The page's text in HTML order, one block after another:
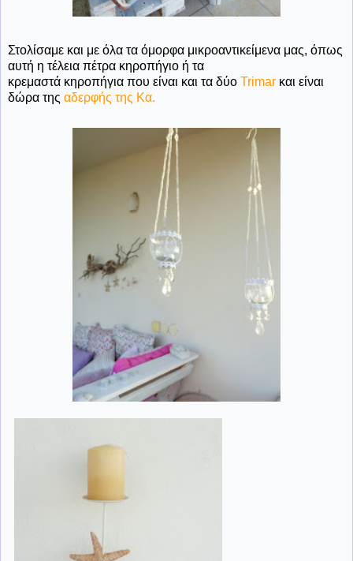
Στολίσαμε και με όλα τα όμορφα μικροαντικείμενα μας, όπως
αυτή η τέλεια πέτρα κηροπήγιο ή τα
κρεμαστά κηροπήγια που είναι και τα δύο Trimar και είναι
δώρα της αδερφής της Κα.